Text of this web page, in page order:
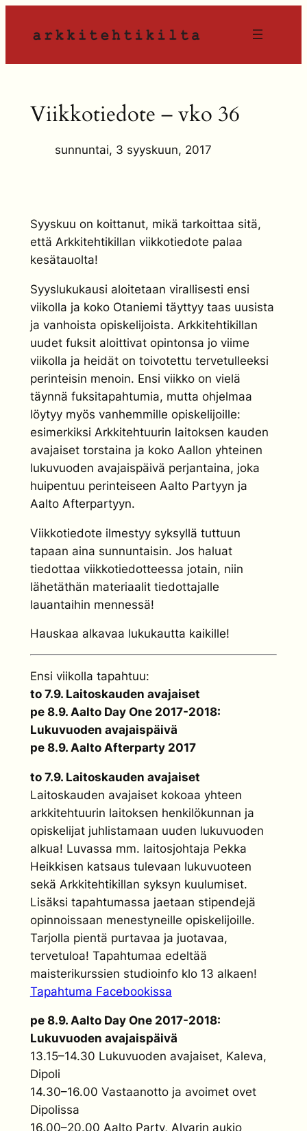
sisältöön
Viikkotiedote – vko 36
sunnuntai, 3 syyskuun, 2017
Syyskuu on koittanut, mikä tarkoittaa sitä,
että Arkkitehtikillan viikkotiedote palaa
kesätauolta!
Syyslukukausi aloitetaan virallisesti ensi
viikolla ja koko Otaniemi täyttyy taas uusista
ja vanhoista opiskelijoista. Arkkitehtikillan
uudet fuksit aloittivat opintonsa jo viime
viikolla ja heidät on toivotettu tervetulleeksi
perinteisin menoin. Ensi viikko on vielä
täynnä fuksitapahtumia, mutta ohjelmaa
löytyy myös vanhemmille opiskelijoille:
esimerkiksi Arkkitehtuurin laitoksen kauden
avajaiset torstaina ja koko Aallon yhteinen
lukuvuoden avajaispäivä perjantaina, joka
huipentuu perinteiseen Aalto Partyyn ja
Aalto Afterpartyyn.
Viikkotiedote ilmestyy syksyllä tuttuun
tapaan aina sunnuntaisin. Jos haluat
tiedottaa viikkotiedotteessa jotain, niin
lähetäthän materiaalit tiedottajalle
lauantaihin mennessä!
Hauskaa alkavaa lukukautta kaikille!
Ensi viikolla tapahtuu:
to 7.9. Laitoskauden avajaiset
pe 8.9. Aalto Day One 2017-2018:
Lukuvuoden avajaispäivä
pe 8.9. Aalto Afterparty 2017
to 7.9. Laitoskauden avajaiset
Laitoskauden avajaiset kokoaa yhteen
arkkitehtuurin laitoksen henkilökunnan ja
opiskelijat juhlistamaan uuden lukuvuoden
alkua! Luvassa mm. laitosjohtaja Pekka
Heikkisen katsaus tulevaan lukuvuoteen
sekä Arkkitehtikillan syksyn kuulumiset.
Lisäksi tapahtumassa jaetaan stipendejä
opinnoissaan menestyneille opiskelijoille.
Tarjolla pientä purtavaa ja juotavaa,
tervetuloa! Tapahtumaa edeltää
maisterikurssien studioinfo klo 13 alkaen!
Tapahtuma Facebookissa
pe 8.9. Aalto Day One 2017-2018:
Lukuvuoden avajaispäivä
13.15–14.30 Lukuvuoden avajaiset, Kaleva,
Dipoli
14.30–16.00 Vastaanotto ja avoimet ovet
Dipolissa
16.00–20.00 Aalto Party, Alvarin aukio